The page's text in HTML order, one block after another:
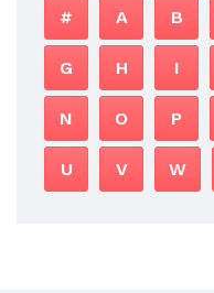
# A B
G H I
N O P
U V W